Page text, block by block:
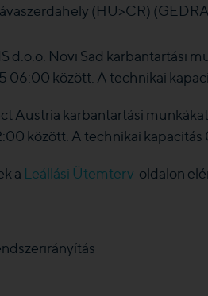
(HU>CR)
d.o.o. Novi Sad karbantartási
06:00 között. A technikai
Austria karbantartási
között. A technikai
a Leállási Ütemterv oldalon